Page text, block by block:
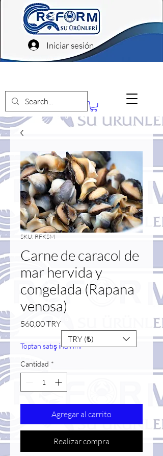
Iniciar sesión
SKU: RFKSM
Carne de caracol de
mar hervida y
congelada (Rapana
venosa)
560,00 TRYPrecio
Toptan satış indirimi
Cantidad *
Agregar al carrito
Realizar compra
TRY (₺)